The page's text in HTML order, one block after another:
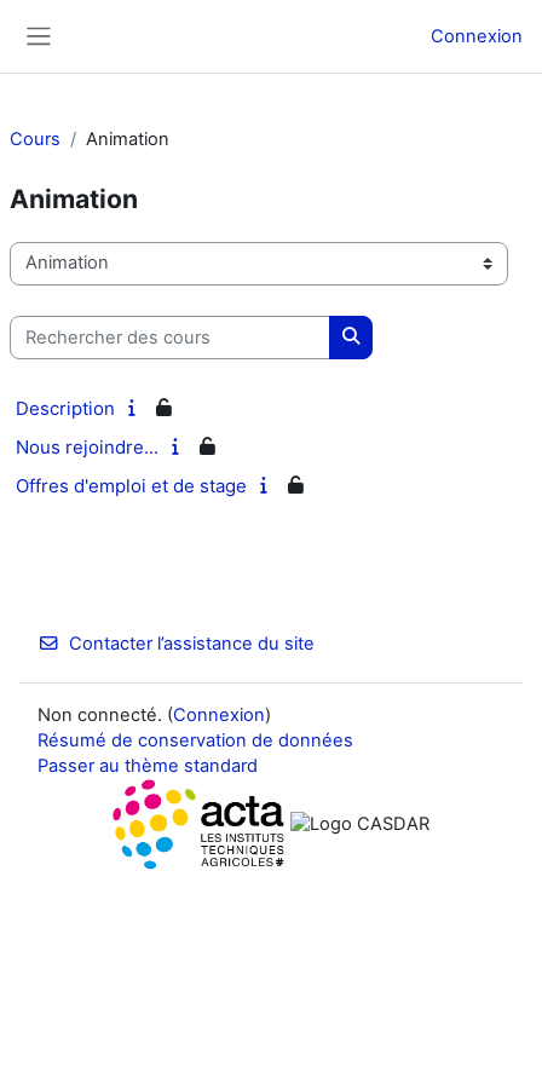
Connexion
Cours Animation
Animation
Catégories de cours
Rechercher des cours
Rechercher des cours
Description
Nous rejoindre...
Offres d'emploi et de stage
Contacter l’assistance du site
Non connecté. (Connexion)
Résumé de conservation de données
Passer au thème standard